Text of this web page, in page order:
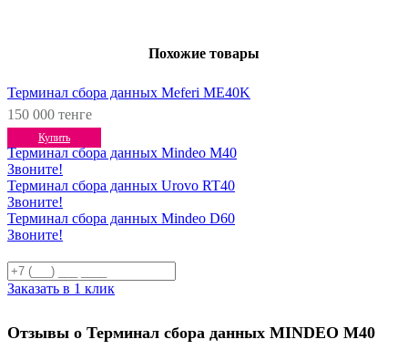
Похожие товары
Терминал сбора данных Meferi ME40K
150 000 тенге
Купить
Терминал сбора данных Mindeo M40
Звоните!
Терминал сбора данных Urovo RT40
Звоните!
Терминал сбора данных Mindeo D60
Звоните!
Заказать в 1 клик
Отзывы о Терминал сбора данных MINDEO M40